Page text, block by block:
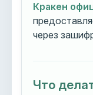
Кракен
через
Что